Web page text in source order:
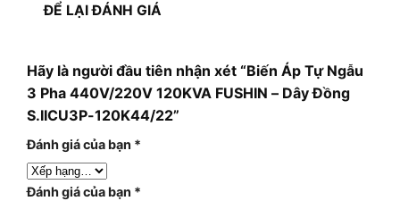
ĐỂ LẠI ĐÁNH GIÁ
Hãy là người đầu tiên nhận xét “Biến Áp Tự Ngẫu
3 Pha 440V/220V 120KVA FUSHIN – Dây Đồng
S.IICU3P-120K44/22”
Đánh giá của bạn *
Đánh giá của bạn *